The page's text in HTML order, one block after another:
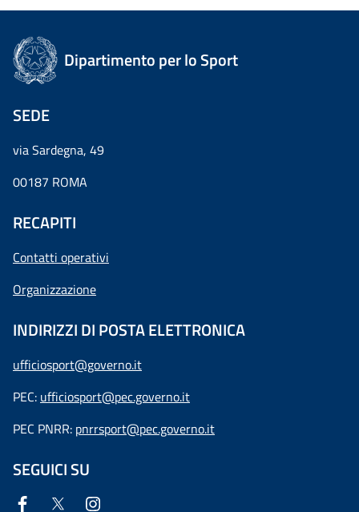
Dipartimento per lo Sport
SEDE
via Sardegna, 49
00187 ROMA
RECAPITI
Contatti operativi
Organizzazione
INDIRIZZI DI POSTA ELETTRONICA
ufficiosport@governo.it
PEC: ufficiosport@pec.governo.it
PEC PNRR: pnrrsport@pec.governo.it
SEGUICI SU